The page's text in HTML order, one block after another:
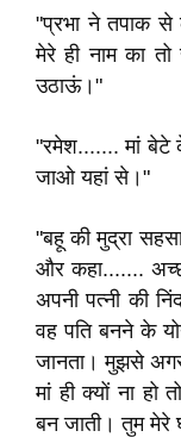
"प्रभा ने तपाक से
मेरे ही नाम का
उठाऊं।"
"रमेश....... मां बेटे
जाओ यहां से।"
"बहू की मुद्रा
और कहा.......
अपनी पत्नी की
वह पति बनने के
जानता। मुझसे अगर
मां ही क्यों ना
बन जाती। तुम मेरे